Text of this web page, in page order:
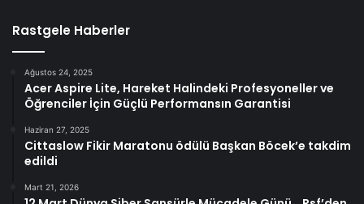
Rastgele Haberler
Ağustos 24, 2025
Acer Aspire Lite, Hareket Halindeki Profesyoneller ve
Öğrenciler İçin Güçlü Performansın Garantisi
Haziran 27, 2025
Cittaslow Fikir Maratonu ödülü Başkan Böcek’e takdim
edildi
Mart 21, 2026